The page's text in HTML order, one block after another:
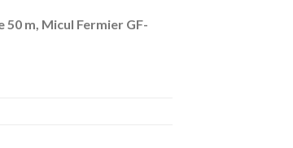
m, Micul Fermier GF-